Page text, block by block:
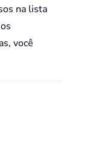
na lista
você